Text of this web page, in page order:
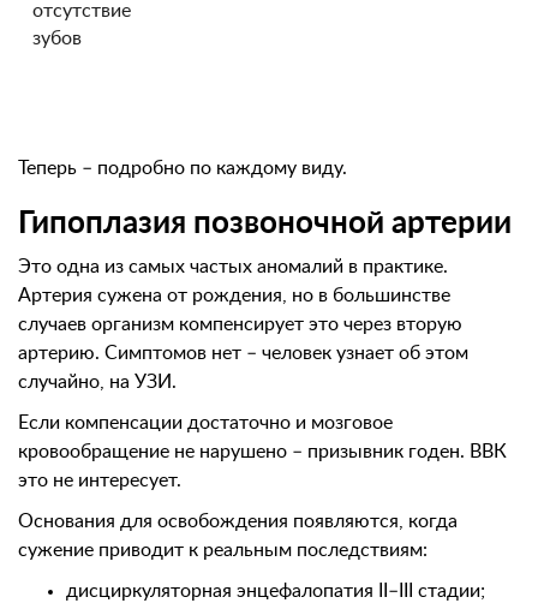
отсутствие
зубов
Теперь – подробно по каждому виду.
Гипоплазия позвоночной артерии
Это одна из самых частых аномалий в практике.
Артерия сужена от рождения, но в большинстве
случаев организм компенсирует это через вторую
артерию. Симптомов нет – человек узнает об этом
случайно, на УЗИ.
Если компенсации достаточно и мозговое
кровообращение не нарушено – призывник годен. ВВК
это не интересует.
Основания для освобождения появляются, когда
сужение приводит к реальным последствиям:
дисциркуляторная энцефалопатия II–III стадии;